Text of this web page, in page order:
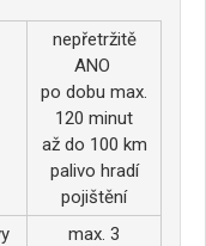
nepřetržitě
ANO
po dobu max.
120 minut
až do 100 km
palivo hradí
pojištění
max. 3